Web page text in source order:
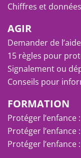
Chiffres et données
AGIR
Demander de l’aide
15 règles pour
Signalement ou
Conseils pour
FORMATION
Protéger
Protéger
Protéger